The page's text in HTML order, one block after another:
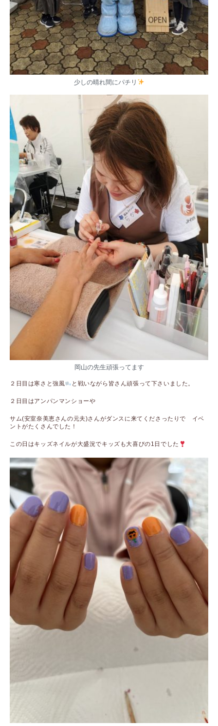
少しの晴れ間にパチリ
岡山の先生頑張ってます
２日目は寒さと強風 と戦いながら皆さん頑張って下さいました。
２日目はアンパンマンショーや
サム(安室奈美恵さんの元夫)さんがダンスに来てくださったりで イベ
ントがたくさんでした！
この日はキッズネイルが大盛況でキッズも大喜びの1日でした